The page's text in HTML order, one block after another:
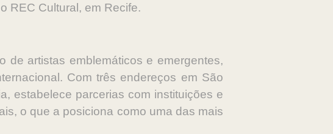
REC Cultural, em Recife.
de artistas emblemáticos e emergentes,
Com três endereços em São
estabelece parcerias com instituições e
o que a posiciona como uma das mais